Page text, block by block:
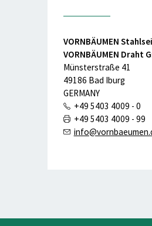
VORNBÄUMEN
VORNBÄUMEN Draht
Münsterstraße 41
49186 Bad Iburg
GERMANY
+49 5403 4009 - 0
+49 5403 4009 - 99